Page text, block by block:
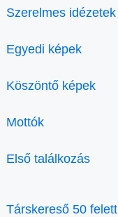
Szerelmes idézetek
Egyedi képek
Köszöntő képek
Mottók
Első találkozás
Társkereső 50 felett